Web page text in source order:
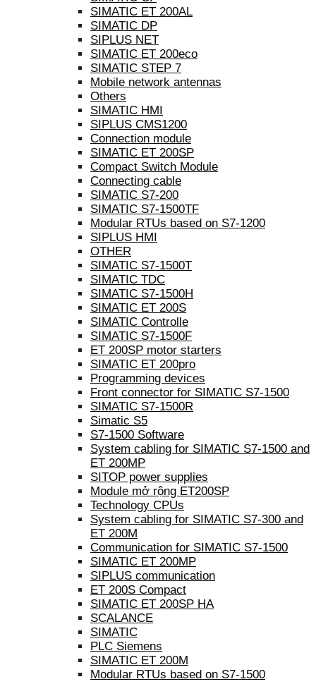
SIMATIC ET 200AL
SIMATIC DP
SIPLUS NET
SIMATIC ET 200eco
SIMATIC STEP 7
Mobile network antennas
Others
SIMATIC HMI
SIPLUS CMS1200
Connection module
SIMATIC ET 200SP
Compact Switch Module
Connecting cable
SIMATIC S7-200
SIMATIC S7-1500TF
Modular RTUs based on S7-1200
SIPLUS HMI
OTHER
SIMATIC S7-1500T
SIMATIC TDC
SIMATIC S7-1500H
SIMATIC ET 200S
SIMATIC Controlle
SIMATIC S7-1500F
ET 200SP motor starters
SIMATIC ET 200pro
Programming devices
Front connector for SIMATIC S7-1500
SIMATIC S7-1500R
Simatic S5
S7-1500 Software
System cabling for SIMATIC S7-1500 and
ET 200MP
SITOP power supplies
Module mở rộng ET200SP
Technology CPUs
System cabling for SIMATIC S7-300 and
ET 200M
Communication for SIMATIC S7-1500
SIMATIC ET 200MP
SIPLUS communication
ET 200S Compact
SIMATIC ET 200SP HA
SCALANCE
SIMATIC
PLC Siemens
SIMATIC ET 200M
Modular RTUs based on S7-1500